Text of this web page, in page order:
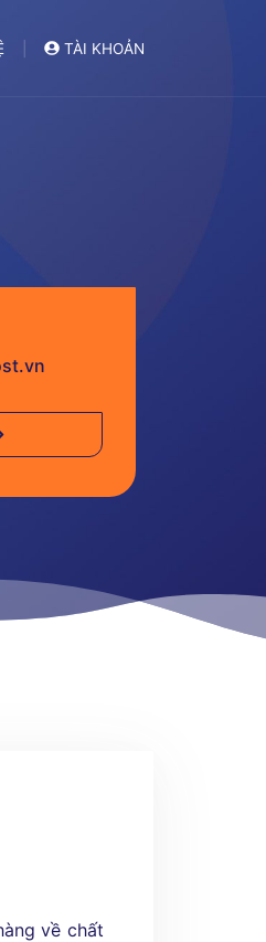
TÀI KHOẢN
về chất